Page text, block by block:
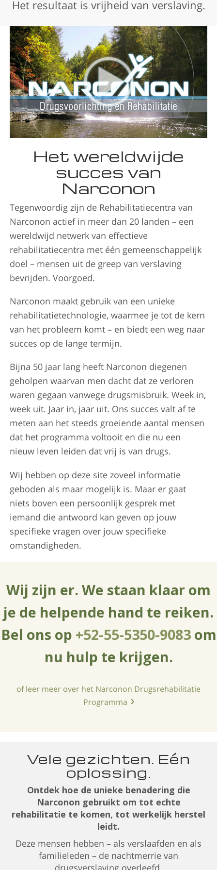
Het resultaat is vrijheid van verslaving.
Het wereldwijde
succes van
Narconon
Tegenwoordig zijn de Rehabilitatiecentra van
Narconon actief in meer dan 20 landen – een
wereldwijd netwerk van effectieve
rehabilitatiecentra met één gemeenschappelijk
doel – mensen uit de greep van verslaving
bevrijden. Voorgoed.
Narconon maakt gebruik van een unieke
rehabilitatietechnologie, waarmee je tot de kern
van het probleem komt – en biedt een weg naar
succes op de lange termijn.
Bijna 50 jaar lang heeft Narconon diegenen
geholpen waarvan men dacht dat ze verloren
waren gegaan vanwege drugsmisbruik. Week in,
week uit. Jaar in, jaar uit. Ons succes valt af te
meten aan het steeds groeiende aantal mensen
dat het programma voltooit en die nu een
nieuw leven leiden dat vrij is van drugs.
Wij hebben op deze site zoveel informatie
geboden als maar mogelijk is. Maar er gaat
niets boven een persoonlijk gesprek met
iemand die antwoord kan geven op jouw
specifieke vragen over jouw specifieke
omstandigheden.
Wij zijn er. We staan klaar om
je de helpende hand te reiken.
Bel ons op +52-55-5350-9083 om
nu hulp te krijgen.
of leer meer over het Narconon Drugsrehabilitatie
Programma
Vele gezichten. Eén
oplossing.
Ontdek hoe de unieke benadering die
Narconon gebruikt om tot echte
rehabilitatie te komen, tot werkelijk herstel
leidt.
Deze mensen hebben – als verslaafden en als
familieleden – de nachtmerrie van
drugsverslaving overleefd.